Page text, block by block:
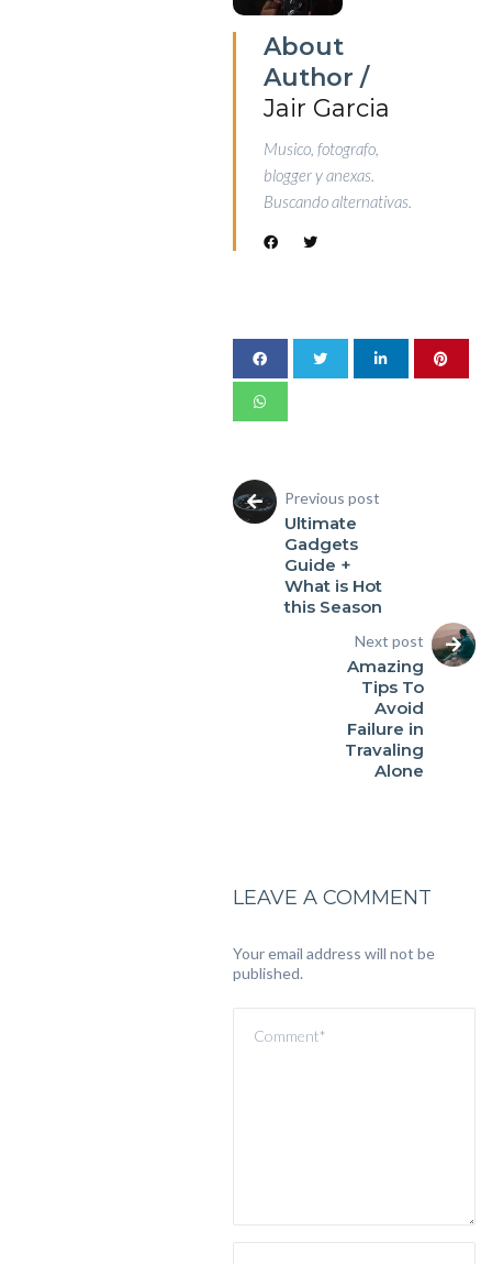
About
Author /
Jair Garcia
Musico, fotografo,
blogger y anexas.
Buscando alternativas.
Previous post
Ultimate
Gadgets
Guide +
What is Hot
this Season
Next post
Amazing
Tips To
Avoid
Failure in
Travaling
Alone
LEAVE A COMMENT
Your email address will not be
published.